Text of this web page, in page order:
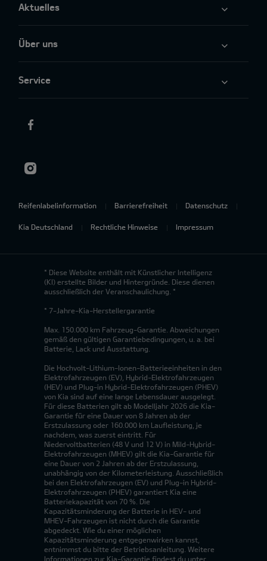
Aktuelles
Über uns
Service
Reifenlabelinformation Barrierefreiheit Datenschutz
Kia Deutschland Rechtliche Hinweise Impressum
* Diese Website enthält mit Künstlicher Intelligenz
(KI) erstellte Bilder und Hintergründe. Diese dienen
ausschließlich der Veranschaulichung. *
* 7-Jahre-Kia-Herstellergarantie
Max. 150.000 km Fahrzeug-Garantie. Abweichungen
gemäß den gültigen Garantiebedingungen, u. a. bei
Batterie, Lack und Ausstattung.
Die Hochvolt-Lithium-Ionen-Batterieeinheiten in den
Elektrofahrzeugen (EV), Hybrid-Elektrofahrzeugen
(HEV) und Plug-in Hybrid-Elektrofahrzeugen (PHEV)
von Kia sind auf eine lange Lebensdauer ausgelegt.
Für diese Batterien gilt ab Modelljahr 2026 die Kia-
Garantie für eine Dauer von 8 Jahren ab der
Erstzulassung oder 160.000 km Laufleistung, je
nachdem, was zuerst eintritt. Für
Niedervoltbatterien (48 V und 12 V) in Mild-Hybrid-
Elektrofahrzeugen (MHEV) gilt die Kia-Garantie für
eine Dauer von 2 Jahren ab der Erstzulassung,
unabhängig von der Kilometerleistung. Ausschließlich
bei den Elektrofahrzeugen (EV) und Plug-in Hybrid-
Elektrofahrzeugen (PHEV) garantiert Kia eine
Batteriekapazität von 70 %. Die
Kapazitätsminderung der Batterie in HEV- und
MHEV-Fahrzeugen ist nicht durch die Garantie
abgedeckt. Wie du einer möglichen
Kapazitätsminderung entgegenwirken kannst,
entnimmst du bitte der Betriebsanleitung. Weitere
Informationen zur Kia-Garantie findest du unter